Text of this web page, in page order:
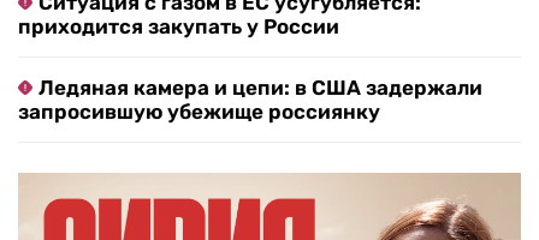
приходится закупать у России
Ледяная камера и цепи: в США задержали
запросившую убежище россиянку